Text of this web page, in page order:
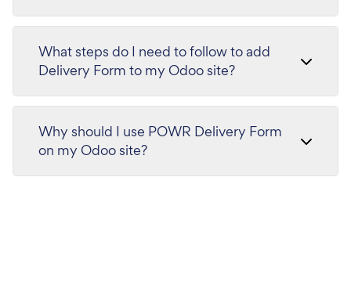
What steps do I need to follow to add
Delivery Form to my Odoo site?
Why should I use POWR Delivery Form
on my Odoo site?